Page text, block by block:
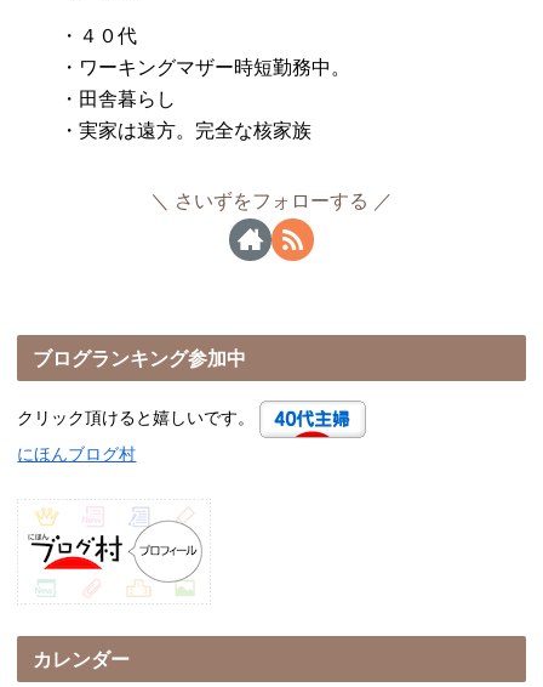
・４０代
・ワーキングマザー時短勤務中。
・田舎暮らし
・実家は遠方。完全な核家族
さいずをフォローする
ブログランキング参加中
クリック頂けると嬉しいです。
にほんブログ村
カレンダー